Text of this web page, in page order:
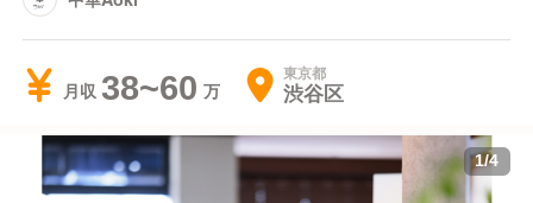
月収 38~60 東京都
渋谷区
1/4